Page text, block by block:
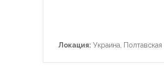
Локация: Украина,